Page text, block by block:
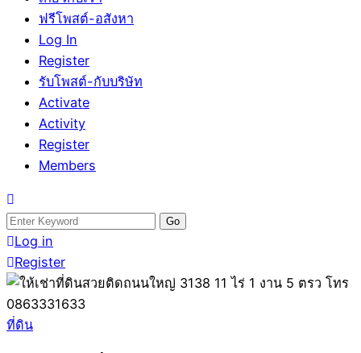
ฟรีโพสต์-อสังหา
Log In
Register
รับโพสต์-กับบริษัท
Activate
Activity
Register
Members
Search
for:Log in
Register
ที่ดิน